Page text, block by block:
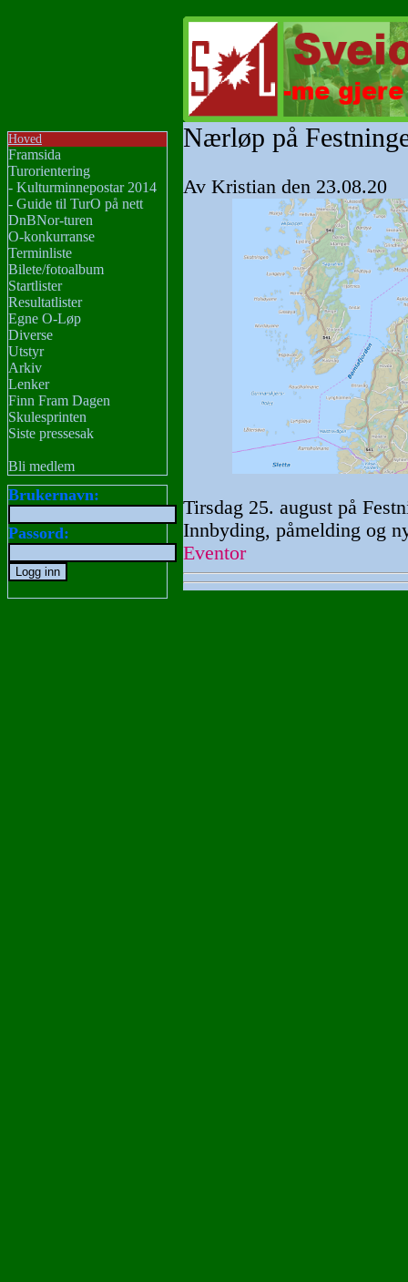
Hoved
Framsida
Turorientering
- Kulturminnepostar 2014
- Guide til TurO på nett
DnBNor-turen
O-konkurranse
Terminliste
Bilete/fotoalbum
Startlister
Resultatlister
Egne O-Løp
Diverse
Utstyr
Arkiv
Lenker
Finn Fram Dagen
Skulesprinten
Siste pressesak
Bli medlem
Brukernavn:
Passord:
Nærløp på
Av Kristian den 23.08.20
Tirsdag 25. august på
Innbyding, påmelding og
Eventor